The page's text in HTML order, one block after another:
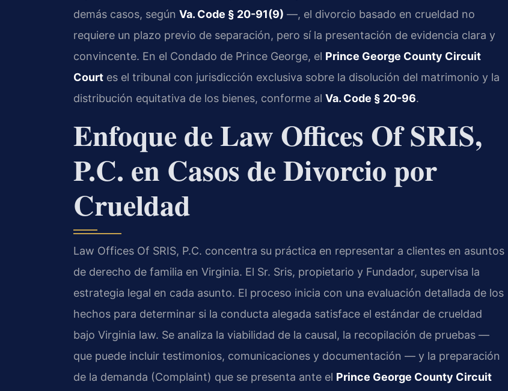
demás casos, según Va. Code § 20-91(9) —, el divorcio basado en crueldad no
requiere un plazo previo de separación, pero sí la presentación de evidencia clara y
convincente. En el Condado de Prince George, el Prince George County Circuit
Court es el tribunal con jurisdicción exclusiva sobre la disolución del matrimonio y la
distribución equitativa de los bienes, conforme al Va. Code § 20-96.
Enfoque de Law Offices Of SRIS,
P.C. en Casos de Divorcio por
Crueldad
Law Offices Of SRIS, P.C. concentra su práctica en representar a clientes en asuntos
de derecho de familia en Virginia. El Sr. Sris, propietario y Fundador, supervisa la
estrategia legal en cada asunto. El proceso inicia con una evaluación detallada de los
hechos para determinar si la conducta alegada satisface el estándar de crueldad
bajo Virginia law. Se analiza la viabilidad de la causal, la recopilación de pruebas —
que puede incluir testimonios, comunicaciones y documentación — y la preparación
de la demanda (Complaint) que se presenta ante el Prince George County Circuit